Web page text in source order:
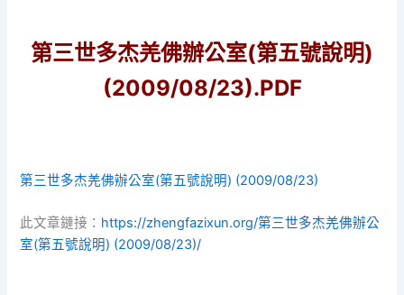
第三世多杰羌佛辦公室(第五號說明)
(2009/08/23).PDF
第三世多杰羌佛辦公室(第五號說明) (2009/08/23)
此文章鏈接： https://zhengfazixun.org/第三世多杰羌佛辦公
室(第五號說明) (2009/08/23)/